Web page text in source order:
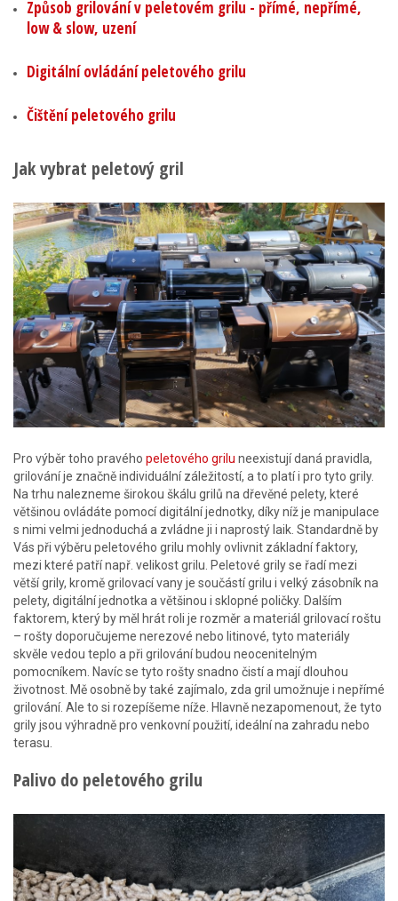
Způsob grilování v peletovém grilu - přímé, nepřímé,
low & slow, uzení
Digitální ovládání peletového grilu
Čištění peletového grilu
Jak vybrat peletový gril
Pro výběr toho pravého peletového grilu neexistují daná pravidla,
grilování je značně individuální záležitostí, a to platí i pro tyto grily.
Na trhu nalezneme širokou škálu grilů na dřevěné pelety, které
většinou ovládáte pomocí digitální jednotky, díky níž je manipulace
s nimi velmi jednoduchá a zvládne ji i naprostý laik. Standardně by
Vás při výběru peletového grilu mohly ovlivnit základní faktory,
mezi které patří např. velikost grilu. Peletové grily se řadí mezi
větší grily, kromě grilovací vany je součástí grilu i velký zásobník na
pelety, digitální jednotka a většinou i sklopné poličky. Dalším
faktorem, který by měl hrát roli je rozměr a materiál grilovací roštu
– rošty doporučujeme nerezové nebo litinové, tyto materiály
skvěle vedou teplo a při grilování budou neocenitelným
pomocníkem. Navíc se tyto rošty snadno čistí a mají dlouhou
životnost. Mě osobně by také zajímalo, zda gril umožnuje i nepřímé
grilování. Ale to si rozepíšeme níže. Hlavně nezapomenout, že tyto
grily jsou výhradně pro venkovní použití, ideální na zahradu nebo
terasu.
Palivo do peletového grilu